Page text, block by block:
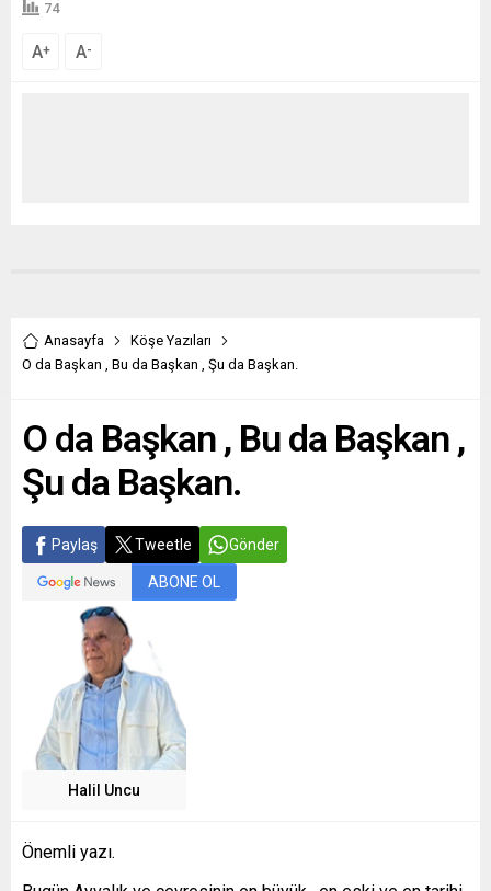
74
A+ A-
Anasayfa
Köşe Yazıları
O da Başkan , Bu da Başkan , Şu da Başkan.
O da Başkan , Bu da Başkan ,
Şu da Başkan.
Paylaş Tweetle Gönder
ABONE OL
Halil Uncu
Önemli yazı.